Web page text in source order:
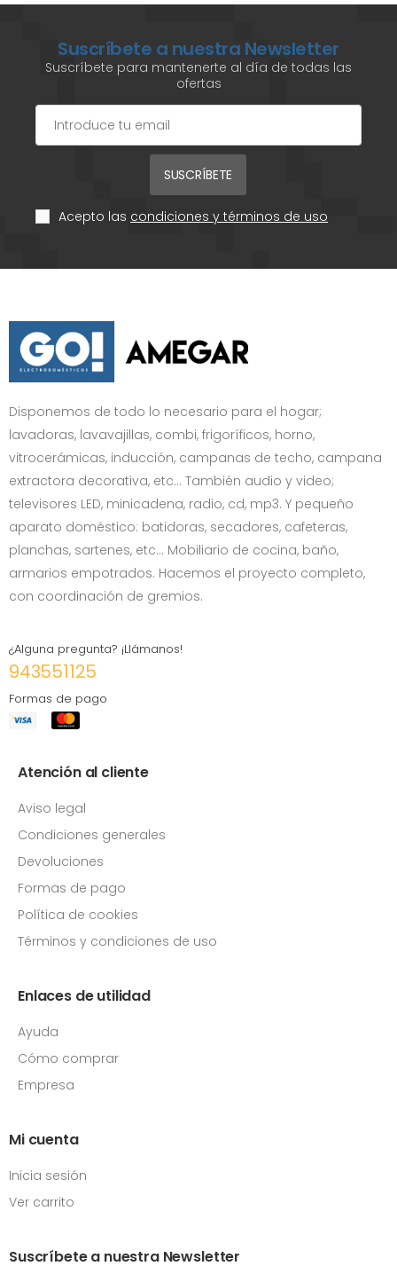
Suscríbete a nuestra Newsletter
Suscríbete para mantenerte al día de todas las
ofertas
SUSCRÍBETE
Acepto las condiciones y términos de uso
Disponemos de todo lo necesario para el hogar;
lavadoras, lavavajillas, combi, frigoríficos, horno,
vitrocerámicas, inducción, campanas de techo, campana
extractora decorativa, etc… También audio y video;
televisores LED, minicadena, radio, cd, mp3. Y pequeño
aparato doméstico: batidoras, secadores, cafeteras,
planchas, sartenes, etc... Mobiliario de cocina, baño,
armarios empotrados. Hacemos el proyecto completo,
con coordinación de gremios.
¿Alguna pregunta? ¡Llámanos!
943551125
Formas de pago
Atención al cliente
Aviso legal
Condiciones generales
Devoluciones
Formas de pago
Política de cookies
Términos y condiciones de uso
Enlaces de utilidad
Ayuda
Cómo comprar
Empresa
Mi cuenta
Inicia sesión
Ver carrito
Suscríbete a nuestra Newsletter